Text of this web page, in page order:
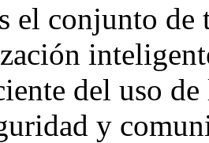
el conjunto
del uso
y